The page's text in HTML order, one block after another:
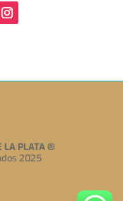
LA PLATA®
2025